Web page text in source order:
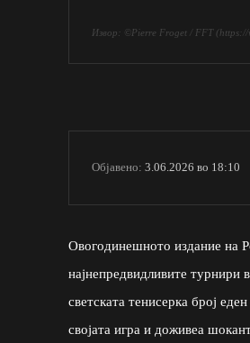
Извор: ©Pierre Froget / FFT (https://
Објавено: 3.06.2026 во 18:10
Овогодинешното издание на
најнепредвидливите турнири
светската тенисерка број
својата игра и доживеа